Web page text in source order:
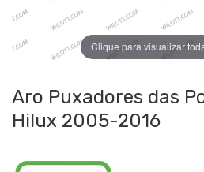
Clique para visualizar
Aro Puxadores das
Hilux 2005-2016